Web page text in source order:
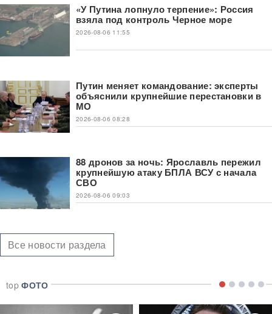
«У Путина лопнуло терпение»: Россия
взяла под контроль Черное море
2026-08-06 11:55
Путин меняет командование: эксперты
объяснили крупнейшие перестановки в
МО
2026-08-06 08:28
88 дронов за ночь: Ярославль пережил
крупнейшую атаку БПЛА ВСУ с начала
СВО
2026-08-06 09:03
Все новости раздела
topФОТО